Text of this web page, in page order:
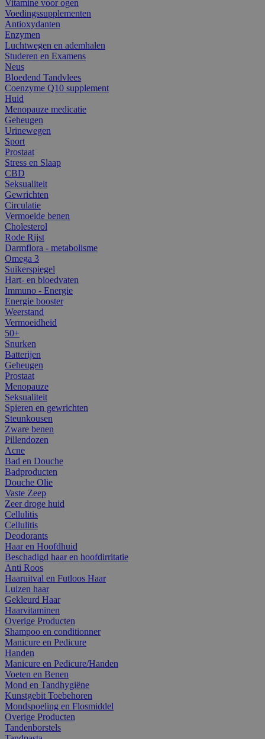
Vitamine voor ogen
Voedingssupplementen
Antioxydanten
Enzymen
Luchtwegen en ademhalen
Studeren en Examens
Neus
Bloedend Tandvlees
Coenzyme Q10 supplement
Huid
Menopauze medicatie
Geheugen
Urinewegen
Sport
Prostaat
Stress en Slaap
CBD
Seksualiteit
Gewrichten
Circulatie
Vermoeide benen
Cholesterol
Rode Rijst
Darmflora - metabolisme
Omega 3
Suikerspiegel
Hart- en bloedvaten
Immuno - Energie
Energie booster
Weerstand
Vermoeidheid
50+
Snurken
Batterijen
Geheugen
Prostaat
Menopauze
Seksualiteit
Spieren en gewrichten
Steunkousen
Zware benen
Pillendozen
Acne
Bad en Douche
Badproducten
Douche Olie
Vaste Zeep
Zeer droge huid
Cellulitis
Cellulitis
Deodorants
Haar en Hoofdhuid
Beschadigd haar en hoofdirritatie
Anti Roos
Haaruitval en Futloos Haar
Luizen haar
Gekleurd Haar
Haarvitaminen
Overige Producten
Shampoo en conditionner
Manicure en Pedicure
Handen
Manicure en Pedicure/Handen
Voeten en Benen
Mond en Tandhygiëne
Kunstgebit Toebehoren
Mondspoeling en Flosmiddel
Overige Producten
Tandenborstels